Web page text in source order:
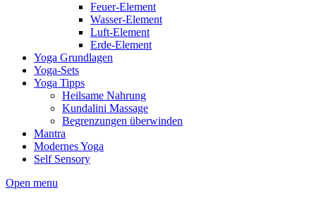
Feuer-Element
Wasser-Element
Luft-Element
Erde-Element
Yoga Grundlagen
Yoga-Sets
Yoga Tipps
Heilsame Nahrung
Kundalini Massage
Begrenzungen überwinden
Mantra
Modernes Yoga
Self Sensory
Open menu